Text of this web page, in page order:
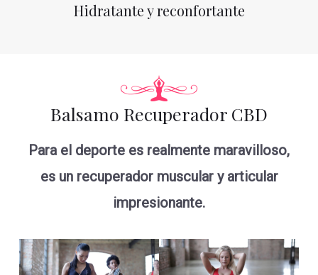
Hidratante y reconfortante
Balsamo Recuperador CBD
Para el deporte es realmente maravilloso,
es un recuperador muscular y articular
impresionante.